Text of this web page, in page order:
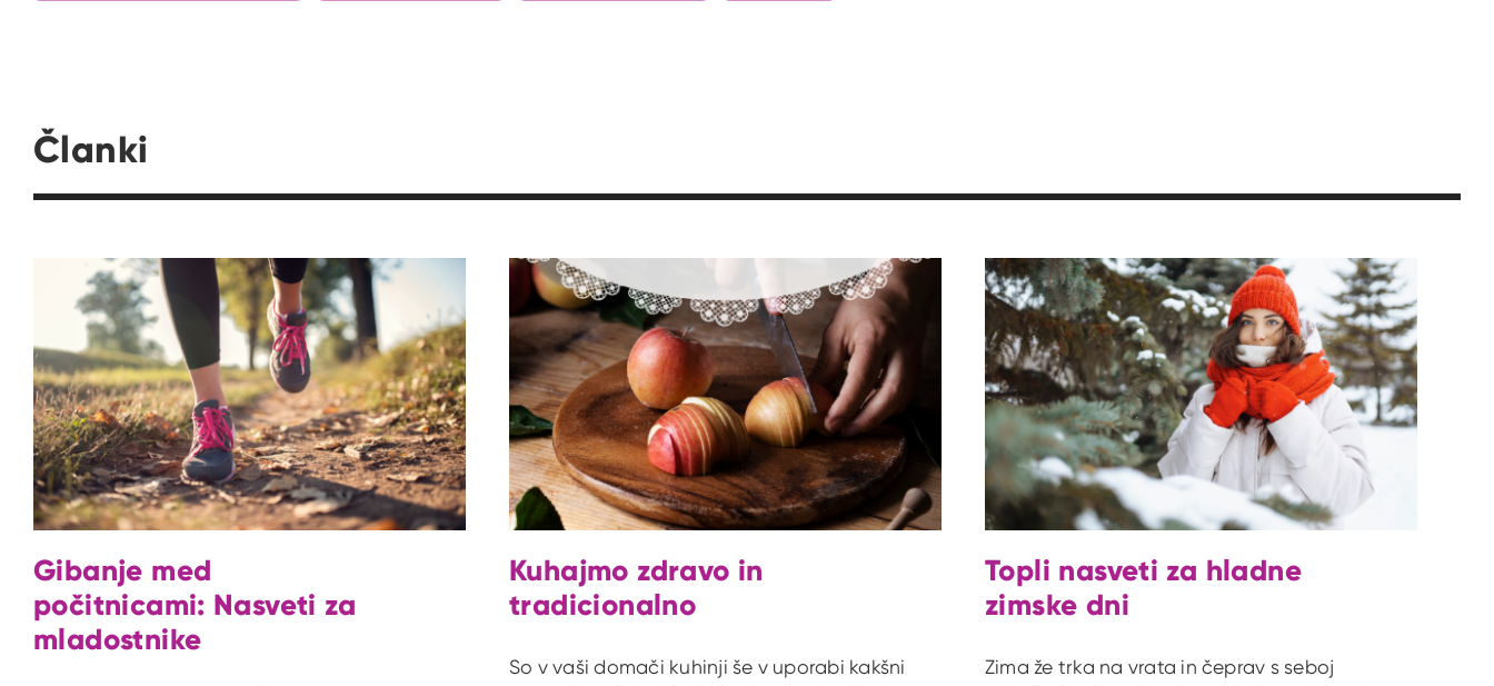
Članki
Gibanje med
počitnicami: Nasveti za
mladostnike
Kuhajmo zdravo in
tradicionalno
So v vaši domači kuhinji še v uporabi kakšni
Topli nasveti za hladne
zimske dni
Zima že trka na vrata in čeprav s seboj